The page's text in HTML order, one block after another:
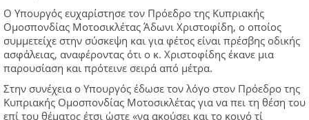
Ο Υπουργός ευχαρίστησε τον Πρόεδρο της Κυπριακής
Ομοσπονδίας Μοτοσικλέτας Άδωνι Χριστοφίδη, ο οποίος
συμμετείχε στην σύσκεψη και για φέτος είναι πρέσβης οδικής
ασφάλειας, αναφέροντας ότι ο κ. Χριστοφίδης έκανε μια
παρουσίαση και πρότεινε σειρά από μέτρα.
Στην συνέχεια ο Υπουργός έδωσε τον λόγο στον Πρόεδρο της
Κυπριακής Ομοσπονδίας Μοτοσικλέτας για να πει τη θέση του
επί του θέματος έτσι ώστε «να ακούσει και το κοινό τί